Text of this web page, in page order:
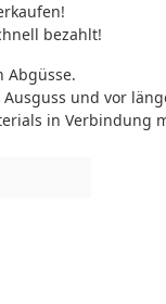
bezahlt!
Abgüsse.
und vor
in Verbindung